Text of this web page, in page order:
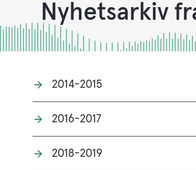
Nyhetsarkiv
2014-2015
2016-2017
2018-2019